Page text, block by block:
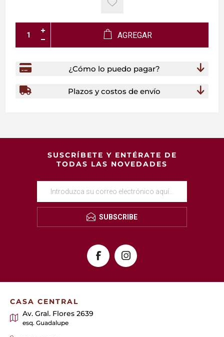
AGREGAR
¿Cómo lo puedo pagar?
Plazos y costos de envío
SUSCRÍBETE Y ENTÉRATE DE
TODAS LAS NOVEDADES
SUBSCRIBE
CASA CENTRAL
Av. Gral. Flores 2639
esq. Guadalupe